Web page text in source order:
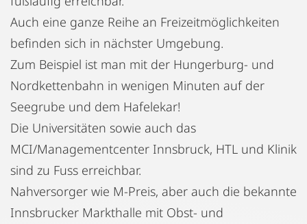
Auch eine ganze Reihe an Freizeitmöglichkeiten
befinden sich in nächster Umgebung.
Zum Beispiel ist man mit der Hungerburg- und
Nordkettenbahn in wenigen Minuten auf der
Seegrube und dem Hafelekar!
Die Universitäten sowie auch das
MCI/Managementcenter Innsbruck, HTL und Klinik
sind zu Fuss erreichbar.
Nahversorger wie M-Preis, aber auch die bekannte
Innsbrucker Markthalle mit Obst- und